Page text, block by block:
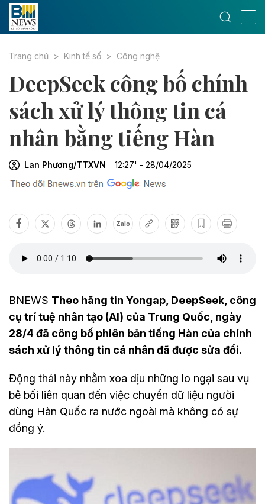
Trang chủ Kinh tế số Công nghệ
DeepSeek công bố chính
sách xử lý thông tin cá
nhân bằng tiếng Hàn
Lan Phương/TTXVN 12:27' - 28/04/2025
Zalo
BNEWS Theo hãng tin Yongap, DeepSeek, công
cụ trí tuệ nhân tạo (AI) của Trung Quốc, ngày
28/4 đã công bố phiên bản tiếng Hàn của chính
sách xử lý thông tin cá nhân đã được sửa đổi.
Động thái này nhằm xoa dịu những lo ngại sau vụ
bê bối liên quan đến việc chuyển dữ liệu người
dùng Hàn Quốc ra nước ngoài mà không có sự
đồng ý.